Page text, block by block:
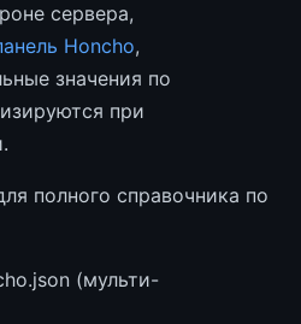
сервера,
Honcho,
значения по
при
полного справочника по
(мульти-